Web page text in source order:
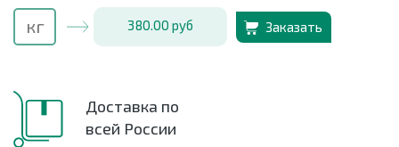
380.00 руб Заказать
Доставка по
всей России